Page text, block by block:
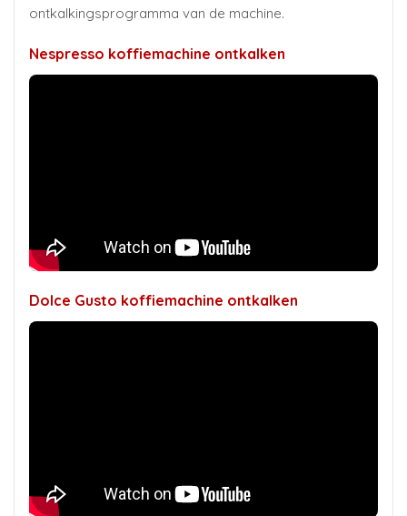
ontkalkingsprogramma van de machine.
Nespresso koffiemachine ontkalken
Dolce Gusto koffiemachine ontkalken